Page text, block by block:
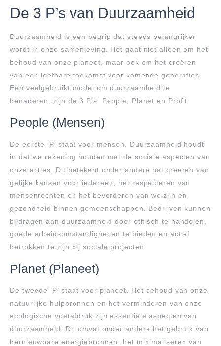
De 3 P’s van Duurzaamheid
Duurzaamheid is een begrip dat steeds belangrijker
wordt in onze samenleving. Het gaat niet alleen om het
behoud van onze planeet, maar ook om het creëren
van een leefbare toekomst voor komende generaties.
Een veelgebruikt model om duurzaamheid te
benaderen, zijn de 3 P’s: People, Planet en Profit.
People (Mensen)
De eerste ‘P’ staat voor mensen. Duurzaamheid houdt
in dat we rekening houden met de sociale aspecten van
onze acties. Dit betekent onder andere het creëren van
gelijke kansen voor iedereen, het respecteren van
mensenrechten en het bevorderen van welzijn en
gezondheid binnen gemeenschappen. Bedrijven kunnen
bijdragen aan duurzaamheid door ethisch te handelen,
goede arbeidsomstandigheden te bieden en actief
betrokken te zijn bij sociale projecten.
Planet (Planeet)
De tweede ‘P’ staat voor planeet. Het behoud van onze
natuurlijke hulpbronnen en het verminderen van onze
ecologische voetafdruk zijn essentiële aspecten van
duurzaamheid. Dit omvat onder andere het gebruik van
hernieuwbare energiebronnen, het minimaliseren van